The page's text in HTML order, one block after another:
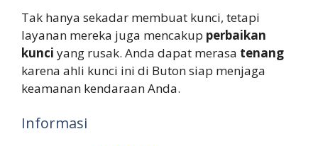
Tak hanya sekadar membuat kunci, tetapi
layanan mereka juga mencakup perbaikan
kunci yang rusak. Anda dapat merasa tenang
karena ahli kunci ini di Buton siap menjaga
keamanan kendaraan Anda.
Informasi